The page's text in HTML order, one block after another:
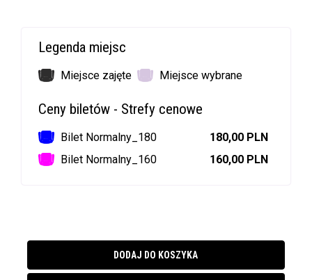
Legenda miejsc
Miejsce zajęte Miejsce wybrane
Ceny biletów - Strefy cenowe
Bilet Normalny_180
180,00 PLN
Bilet Normalny_160
160,00 PLN
DODAJ DO KOSZYKA